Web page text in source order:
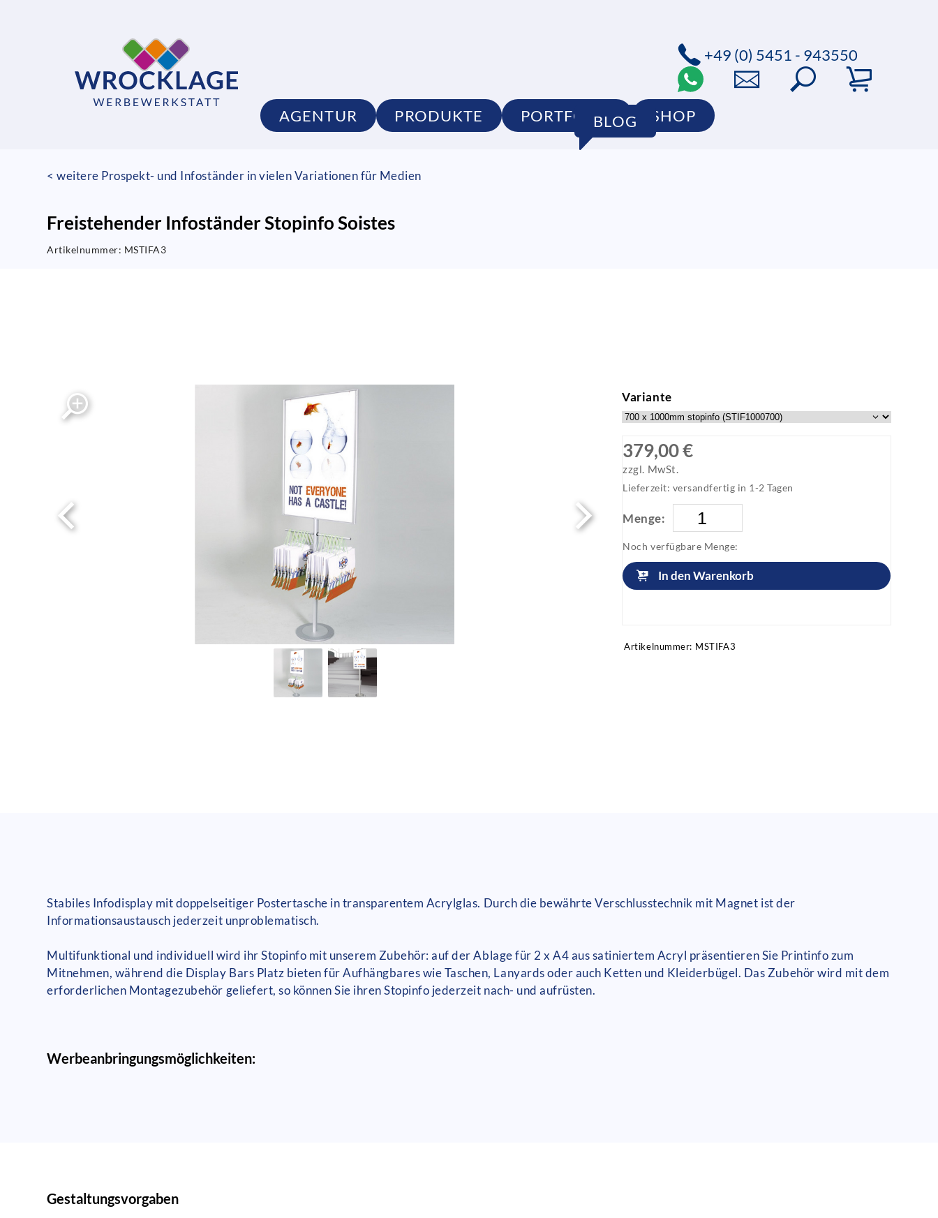
AGENTUR PRODUKTE PORTFOLIO SHOP
BLOG
+49 (0) 5451 - 943550
< weitere Prospekt- und Infoständer in vielen Variationen für Medien
Freistehender Infoständer Stopinfo Soistes
Artikelnummer: MSTIFA3
Variante
379,00 €
zzgl. MwSt.
Lieferzeit: versandfertig in 1-2 Tagen
Menge:
Noch verfügbare Menge:
In den Warenkorb
Artikelnummer: MSTIFA3
Stabiles Infodisplay mit doppelseitiger Postertasche in transparentem Acrylglas. Durch die bewährte Verschlusstechnik mit Magnet ist der
Informationsaustausch jederzeit unproblematisch.
Multifunktional und individuell wird ihr Stopinfo mit unserem Zubehör: auf der Ablage für 2 x A4 aus satiniertem Acryl präsentieren Sie Printinfo zum
Mitnehmen, während die Display Bars Platz bieten für Aufhängbares wie Taschen, Lanyards oder auch Ketten und Kleiderbügel. Das Zubehör wird mit dem
erforderlichen Montagezubehör geliefert, so können Sie ihren Stopinfo jederzeit nach- und aufrüsten.
Werbeanbringungsmöglichkeiten:
Gestaltungsvorgaben